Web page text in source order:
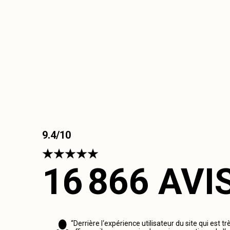
9.4/10
16 866
“Derrière l‘expérience utilisateur du site qui est